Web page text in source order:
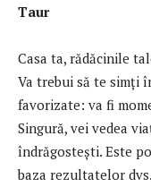
Taur
Casa ta, rădăcinile
Va trebui să te simți
favorizate: va fi
Singură, vei vedea
îndrăgostești. Este
baza rezultatelor